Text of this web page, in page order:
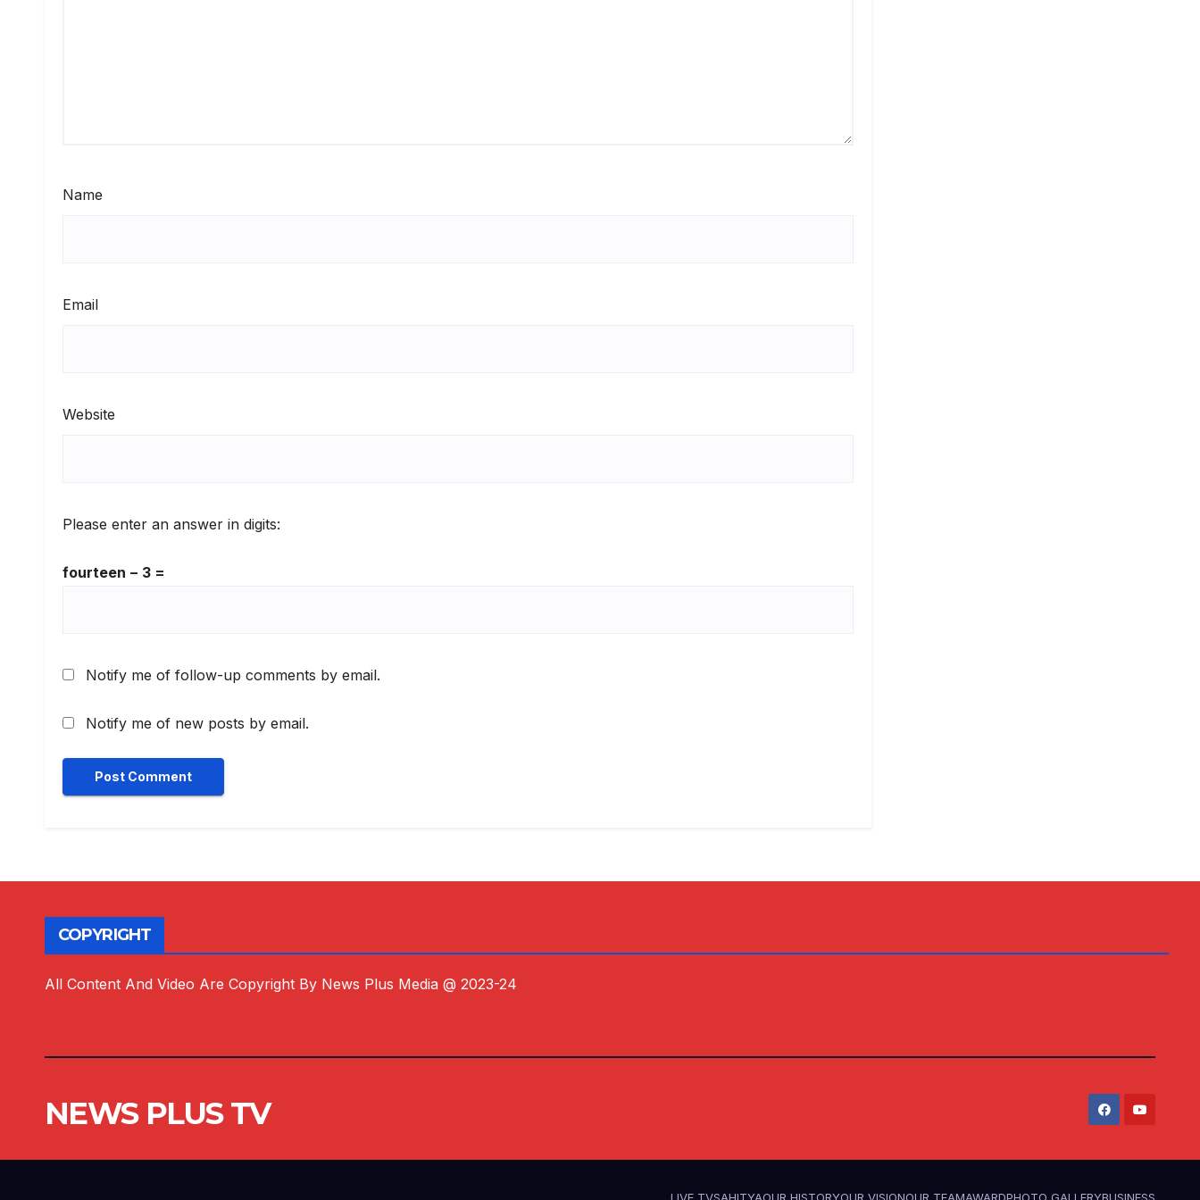
Name
Email
Website
Please enter an answer in digits:
fourteen − 3 =
Notify me of follow-up comments by email.
Notify me of new posts by email.
COPYRIGHT
All Content And Video Are Copyright By News Plus Media @ 2023-24
NEWS PLUS TV
LIVE TVSAHITYAOUR HISTORYOUR VISIONOUR TEAMAWARDPHOTO GALLERYBUSINESS